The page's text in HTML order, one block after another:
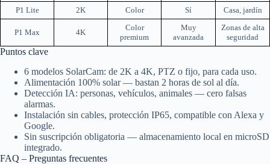
P1 Lite
2K Color Sí Casa, jardín
P1 Max 4K
Color
premium
Muy
avanzada
Zonas de alta
seguridad
Puntos clave
6 modelos SolarCam: de 2K a 4K, PTZ o fijo, para cada uso.
Alimentación 100% solar — bastan 2 horas de sol al día.
Detección IA: personas, vehículos, animales — cero falsas
alarmas.
Instalación sin cables, protección IP65, compatible con Alexa y
Google.
Sin suscripción obligatoria — almacenamiento local en microSD
integrado.
FAQ – Preguntas frecuentes